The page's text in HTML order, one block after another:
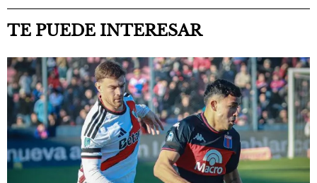
TE PUEDE INTERESAR